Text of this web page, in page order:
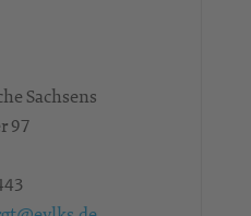
Sachsens
97